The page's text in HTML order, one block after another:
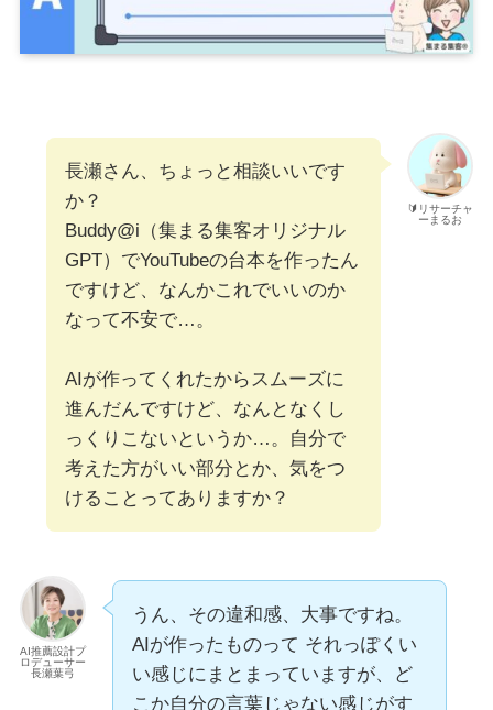
🔰リサーチャ
ーまるお
長瀬さん、ちょっと相談いいです
か？
Buddy@i（集まる集客オリジナル
GPT）でYouTubeの台本を作ったん
ですけど、なんかこれでいいのか
なって不安で…。
AIが作ってくれたからスムーズに
進んだんですけど、なんとなくし
っくりこないというか…。自分で
考えた方がいい部分とか、気をつ
けることってありますか？
AI推薦設計プ
ロデューサー
長瀬葉弓
うん、その違和感、大事ですね。
AIが作ったものって それっぽくい
い感じにまとまっていますが、ど
こか自分の言葉じゃない感じがす